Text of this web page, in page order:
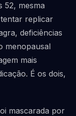
52, mesma
replicar
deficiências
menopausal
mais
É os dois,
mascarada por